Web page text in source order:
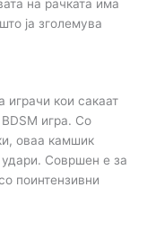
на рачката има
ја зголемува
играчи кои сакаат
BDSM игра. Со
оваа камшик
Совршен е за
поинтензивни